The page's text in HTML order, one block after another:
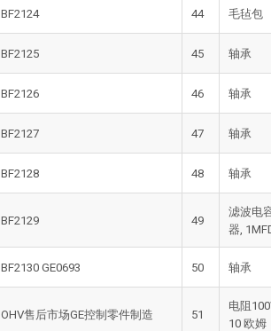
BF2124 44 毛毡包
BF2125 45 轴承
BF2126 46 轴承
BF2127 47 轴承
BF2128 48 轴承
BF2129 49
滤波电
器,
BF2130 GE0693 50 轴承
OHV售后市场GE控制零件制造 51
电阻
10 欧姆